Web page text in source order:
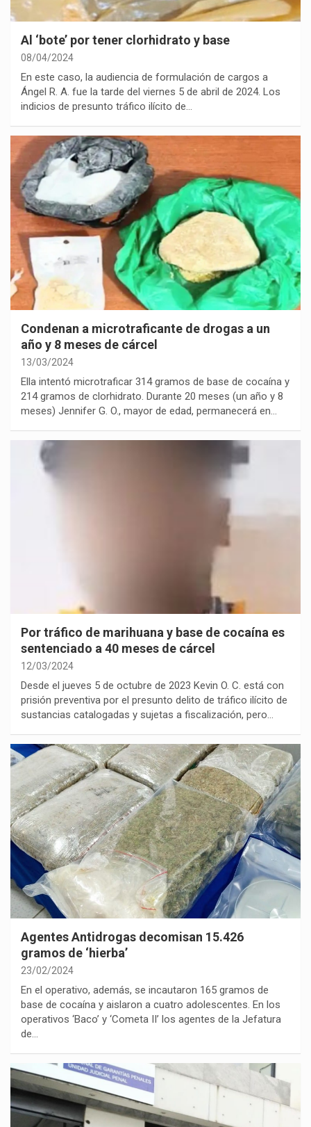
Al ‘bote’ por tener clorhidrato y base
08/04/2024
En este caso, la audiencia de formulación de cargos a
Ángel R. A. fue la tarde del viernes 5 de abril de 2024. Los
indicios de presunto tráfico ilícito de…
Condenan a microtraficante de drogas a un
año y 8 meses de cárcel
13/03/2024
Ella intentó microtraficar 314 gramos de base de cocaína y
214 gramos de clorhidrato. Durante 20 meses (un año y 8
meses) Jennifer G. O., mayor de edad, permanecerá en…
Por tráfico de marihuana y base de cocaína es
sentenciado a 40 meses de cárcel
12/03/2024
Desde el jueves 5 de octubre de 2023 Kevin O. C. está con
prisión preventiva por el presunto delito de tráfico ilícito de
sustancias catalogadas y sujetas a fiscalización, pero…
Agentes Antidrogas decomisan 15.426
gramos de ‘hierba’
23/02/2024
En el operativo, además, se incautaron 165 gramos de
base de cocaína y aislaron a cuatro adolescentes. En los
operativos ‘Baco’ y ‘Cometa II’ los agentes de la Jefatura
de…